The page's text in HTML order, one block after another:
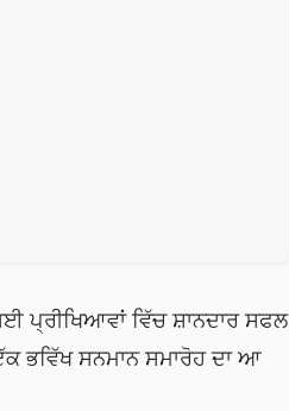
ਪ੍ਰੀਖਿਆਵਾਂ ਵਿੱਚ ਸ਼ਾਨਦਾਰ ਸਫਲ
ਭਵਿੱਖ ਸਨਮਾਨ ਸਮਾਰੋਹ ਦਾ ਆ